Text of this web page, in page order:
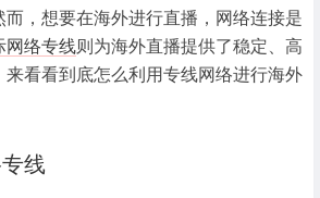
，想要在海外进行直播，网络连接是
网络专线则为海外直播提供了稳定、高
来看看到底怎么利用专线网络进行海外
线